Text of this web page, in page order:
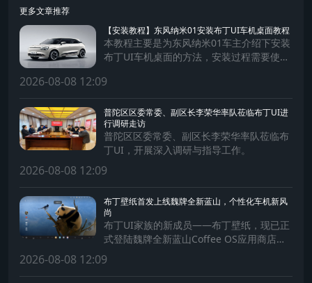
更多文章推荐
【安装教程】东风纳米01安装布丁UI车机桌面教程
本教程主要是为东风纳米01车主介绍下安装
布丁UI车机桌面的方法，安装过程需要使用
2026-08-08 12:09
普陀区区委常委、副区长李荣华率队莅临布丁UI进
行调研走访
普陀区区委常委、副区长李荣华率队莅临布
丁UI，开展深入调研与指导工作。
2026-08-08 12:09
布丁壁纸首发上线魏牌全新蓝山，个性化车机新风
尚
布丁UI家族的新成员——布丁壁纸，现已正
式登陆魏牌全新蓝山Coffee OS应用商店，
为蓝山车主带来前所未有的个性化出行体
验！
2026-08-08 12:09